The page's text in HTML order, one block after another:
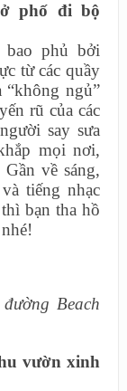
phố đi bộ
bao phủ bởi
từ các quầy
ngủ”
rũ của các
say sưa
mọi nơi,
về sáng,
tiếng nhạc
bạn tha hồ
Beach
vườn xinh